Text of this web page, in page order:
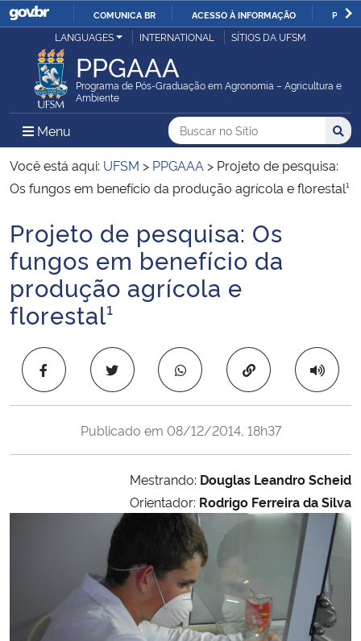
IR
O
COMUNICA BR ACESSO À INFORMAÇÃO
Ministério da Justiça e Segurança Pública
Ministério da Defesa
Ministério das Relações Exteriores
Ministério da Infraestrutura
Ministério da Agricultura, Pecuária e Abastecimento
Ministério da Cidadania
Ministério de Minas e Energia
Ministério da Ciência, Tecnologia, Inovações e Comunicações
Ministério do Meio Ambiente
Ministério do Desenvolvimento Regional
LANGUAGES INTERNATIONAL SÍTIOS DA UFSM
PPGAAA
Programa de Pós-Graduação em Agronomia – Agricultura e
Ambiente
Menu Menu Principal do Sítio
Busca
Buscar no no Sítio
Busca:
Você está aqui: UFSM > PPGAAA > Projeto de pesquisa:
Os fungos em benefício da produção agrícola e florestal¹
Início do conteúdo
Projeto de pesquisa: Os
fungos em benefício da
produção agrícola e
florestal¹
Copiar para área
Publicado em 08/12/2014, 18h37
Mestrando: Douglas Leandro Scheid
Orientador: Rodrigo Ferreira da Silva